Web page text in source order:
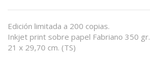
Edición limitada a 200 copias.
Inkjet print sobre papel Fabriano 350 gr.
21 x 29,70 cm. (TS)